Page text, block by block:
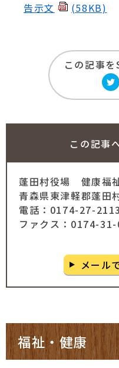
告示文
(58KB)
この記事
この記事
蓬田村役場 健康福
青森県東津軽郡蓬田
電話：0174-27-2113
ファクス：0174-
メール
福祉・健康